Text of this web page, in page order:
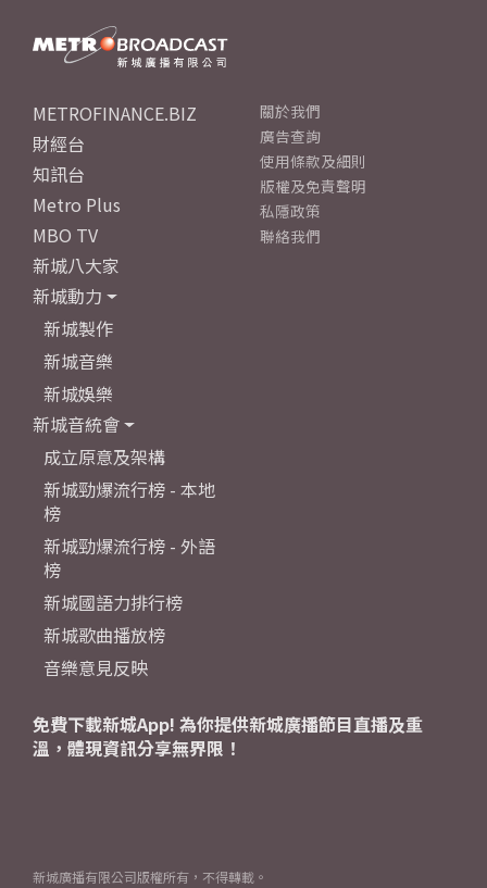
METROFINANCE.BIZ
財經台
知訊台
Metro Plus
MBO TV
新城八大家
新城動力
新城製作
新城音樂
新城娛樂
新城音統會
成立原意及架構
新城勁爆流行榜 - 本地
榜
新城勁爆流行榜 - 外語
榜
新城國語力排行榜
新城歌曲播放榜
音樂意見反映
關於我們
廣告查詢
使用條款及細則
版權及免責聲明
私隱政策
聯絡我們
免費下載新城App! 為你提供新城廣播節目直播及重
溫，體現資訊分享無界限！
新城廣播有限公司版權所有，不得轉載。